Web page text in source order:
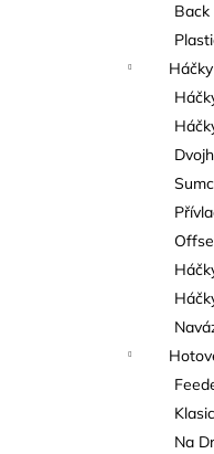
Háčky
Na